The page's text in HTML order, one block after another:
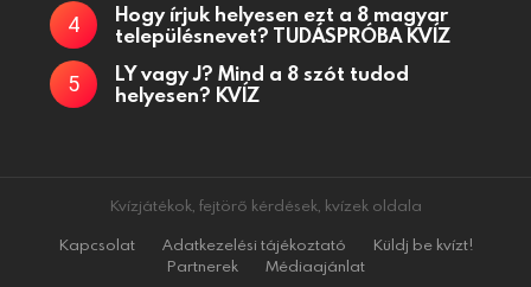
Hogy írjuk helyesen ezt a 8 magyar
településnevet? TUDÁSPRÓBA KVÍZ
LY vagy J? Mind a 8 szót tudod
helyesen? KVÍZ
Kvízjátékok, fejtörő kérdések, kvízek oldala
Kapcsolat
Adatkezelési tájékoztató
Küldj be kvízt!
Partnerek
Médiaajánlat